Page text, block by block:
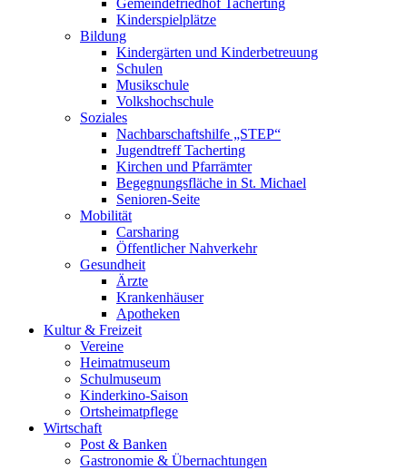
Gemeindefriedhof Tacherting
Kinderspielplätze
Bildung
Kindergärten und Kinderbetreuung
Schulen
Musikschule
Volkshochschule
Soziales
Nachbarschaftshilfe „STEP“
Jugendtreff Tacherting
Kirchen und Pfarrämter
Begegnungsfläche in St. Michael
Senioren-Seite
Mobilität
Carsharing
Öffentlicher Nahverkehr
Gesundheit
Ärzte
Krankenhäuser
Apotheken
Kultur & Freizeit
Vereine
Heimatmuseum
Schulmuseum
Kinderkino-Saison
Ortsheimatpflege
Wirtschaft
Post & Banken
Gastronomie & Übernachtungen